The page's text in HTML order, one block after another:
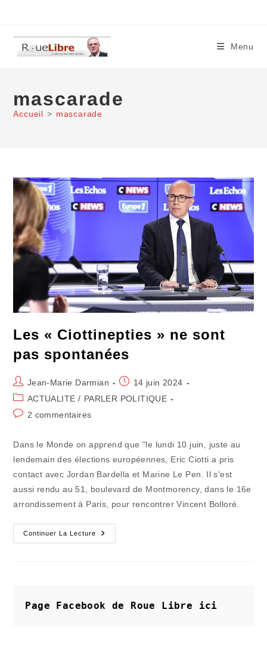
content
Menu
mascarade
Accueil > mascarade
Les « Ciottinepties » ne sont
pas spontanées
Auteur/autrice
de
publication :
Jean-Marie Darmian
Publication
publiée :
14 juin 2024
Post
category:
ACTUALITE / PARLER POLITIQUE
Commentaires
2 commentaires
Dans le Monde on apprend que "le lundi 10 juin, juste au
lendemain des élections européennes, Eric Ciotti a pris
contact avec Jordan Bardella et Marine Le Pen. Il s’est
aussi rendu au 51, boulevard de Montmorency, dans le 16e
arrondissement à Paris, pour rencontrer Vincent Bolloré.
Continuer La Lecture
Les
« Ciottinepties »
Page Facebook de Roue Libre ici